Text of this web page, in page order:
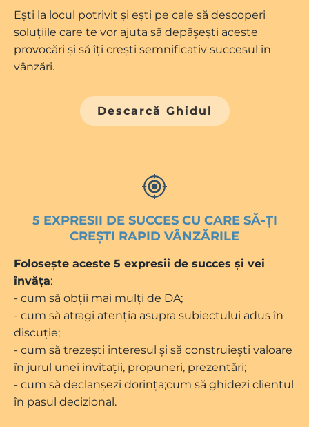
Ești la locul potrivit și ești pe cale să descoperi
soluțiile care te vor ajuta să depășești aceste
provocări și să îți crești semnificativ succesul în
vânzări.
Descarcă Ghidul
5 EXPRESII DE SUCCES CU CARE SĂ-ȚI
CREȘTI RAPID VÂNZĂRILE
Folosește aceste 5 expresii de succes și vei
învăța:
- cum să obții mai mulți de DA;
- cum să atragi atenția asupra subiectului adus în
discuție;
- cum să trezești interesul și să construiești valoare
în jurul unei invitații, propuneri, prezentări;
- cum să declanșezi dorința;cum să ghidezi clientul
în pasul decizional.